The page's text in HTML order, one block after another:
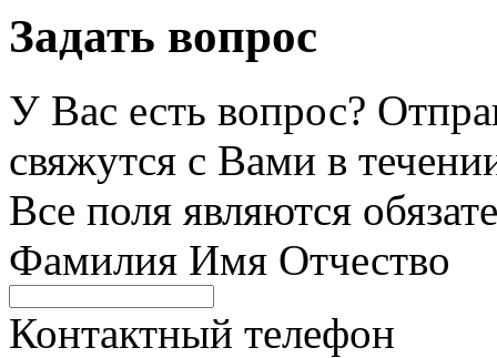
Задать вопрос
У Вас есть вопрос?
свяжутся с Вами в
Все поля являются
Фамилия Имя Отчество
Контактный телефон